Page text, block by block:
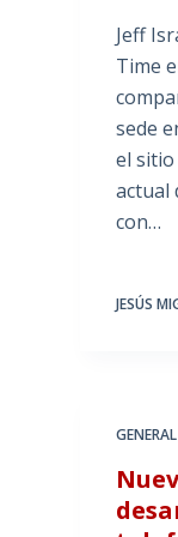
Jeff
Time
sede
el
actual
con…
JESÚS
GENERAL